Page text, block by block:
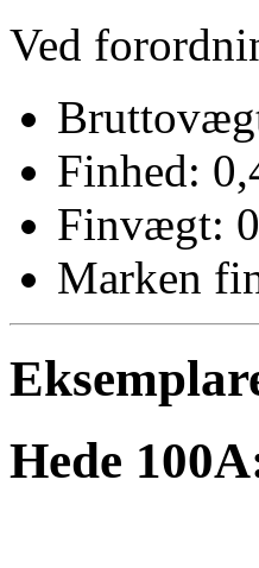
Ved
Finhed:
Finvægt:
Marken
Hede